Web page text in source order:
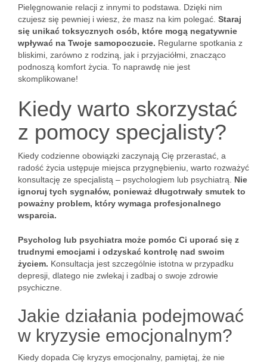
Pielęgnowanie relacji z innymi to podstawa. Dzięki nim
czujesz się pewniej i wiesz, że masz na kim polegać. Staraj
się unikać toksycznych osób, które mogą negatywnie
wpływać na Twoje samopoczucie. Regularne spotkania z
bliskimi, zarówno z rodziną, jak i przyjaciółmi, znacząco
podnoszą komfort życia. To naprawdę nie jest
skomplikowane!
Kiedy warto skorzystać
z pomocy specjalisty?
Kiedy codzienne obowiązki zaczynają Cię przerastać, a
radość życia ustępuje miejsca przygnębieniu, warto rozważyć
konsultację ze specjalistą – psychologiem lub psychiatrą. Nie
ignoruj tych sygnałów, ponieważ długotrwały smutek to
poważny problem, który wymaga profesjonalnego
wsparcia.
Psycholog lub psychiatra może pomóc Ci uporać się z
trudnymi emocjami i odzyskać kontrolę nad swoim
życiem. Konsultacja jest szczególnie istotna w przypadku
depresji, dlatego nie zwlekaj i zadbaj o swoje zdrowie
psychiczne.
Jakie działania podejmować
w kryzysie emocjonalnym?
Kiedy dopada Cię kryzys emocjonalny, pamiętaj, że nie